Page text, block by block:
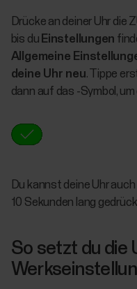
Drücke an deiner Uhr die
bis du Einstellungen
Allgemeine
deine Uhr neu. Tippe
dann auf das -Symbol,
Du kannst deine Uhr
10 Sekunden lang
So setzt du die